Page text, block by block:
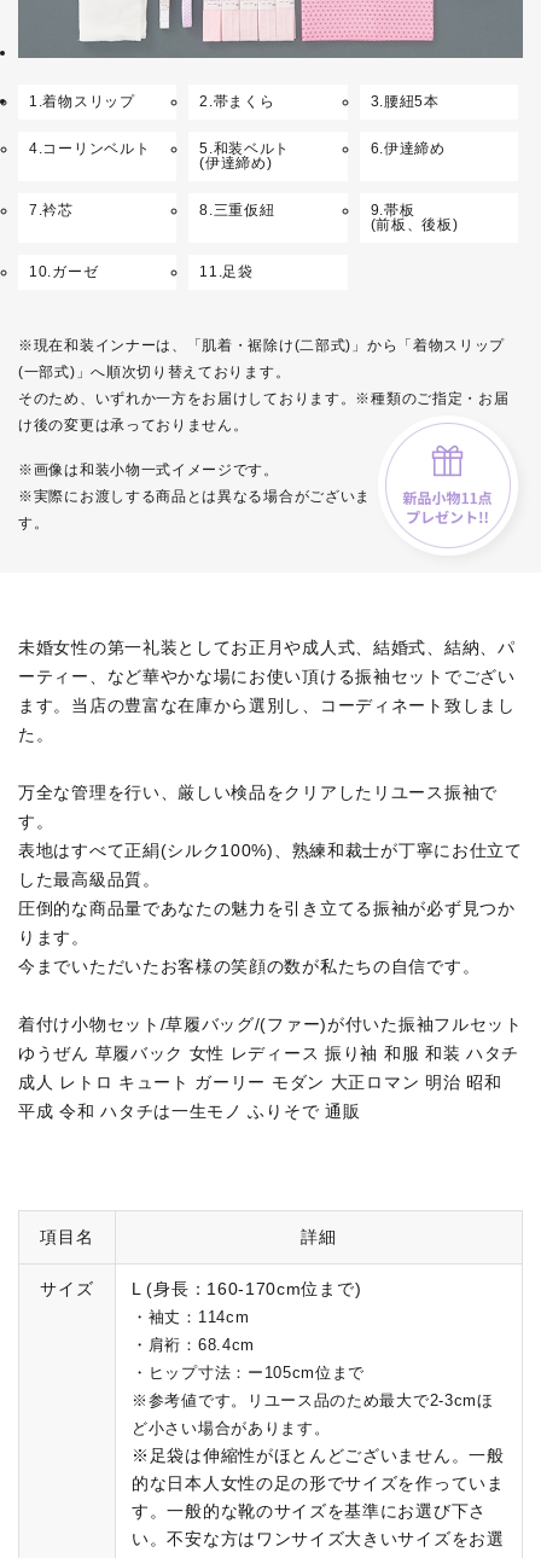
1.着物スリップ 2.帯まくら 3.腰紐5本
4.コーリンベルト
5.和装ベルト
(伊達締め)
6.伊達締め
7.衿芯 8.三重仮紐
9.帯板
(前板、後板)
10.ガーゼ 11.足袋
※画像は和装小物一式イメージです。
※実際にお渡しする商品とは異なる場合がございま
す。
※現在和装インナーは、「肌着・裾除け(二部式)」から「着物スリップ
(一部式)」へ順次切り替えております。
そのため、いずれか一方をお届けしております。※種類のご指定・お届
け後の変更は承っておりません。
未婚女性の第一礼装としてお正月や成人式、結婚式、結納、パ
ーティー、など華やかな場にお使い頂ける振袖セットでござい
ます。当店の豊富な在庫から選別し、コーディネート致しまし
た。
万全な管理を行い、厳しい検品をクリアしたリユース振袖で
す。
表地はすべて正絹(シルク100%)、熟練和裁士が丁寧にお仕立て
した最高級品質。
圧倒的な商品量であなたの魅力を引き立てる振袖が必ず見つか
ります。
今までいただいたお客様の笑顔の数が私たちの自信です。
着付け小物セット/草履バッグ/(ファー)が付いた振袖フルセット
ゆうぜん 草履バック 女性 レディース 振り袖 和服 和装 ハタチ
成人 レトロ キュート ガーリー モダン 大正ロマン 明治 昭和
平成 令和 ハタチは一生モノ ふりそで 通販
項目名 詳細
サイズ L (身長：160-170cm位まで)
・袖丈：114cm
・肩裄：68.4cm
・ヒップ寸法：ー105cm位まで
※参考値です。リユース品のため最大で2-3cmほ
ど小さい場合があります。
※足袋は伸縮性がほとんどございません。一般
的な日本人女性の足の形でサイズを作っていま
す。一般的な靴のサイズを基準にお選び下さ
い。不安な方はワンサイズ大きいサイズをお選